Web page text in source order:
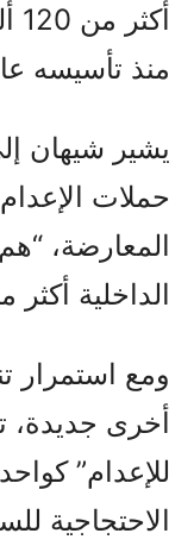
منذ تأسيسه عام
يشير شيهان
حملات
المعارضة،
الداخلية أكثر
ومع استمرار
أخرى جديدة،
للإعدام”
الاحتجاجية